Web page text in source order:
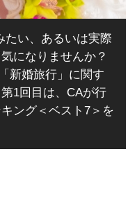
たい、あるいは実際
になりませんか？
新婚旅行」に関す
1回目は、CAが行
ング＜ベスト7＞を